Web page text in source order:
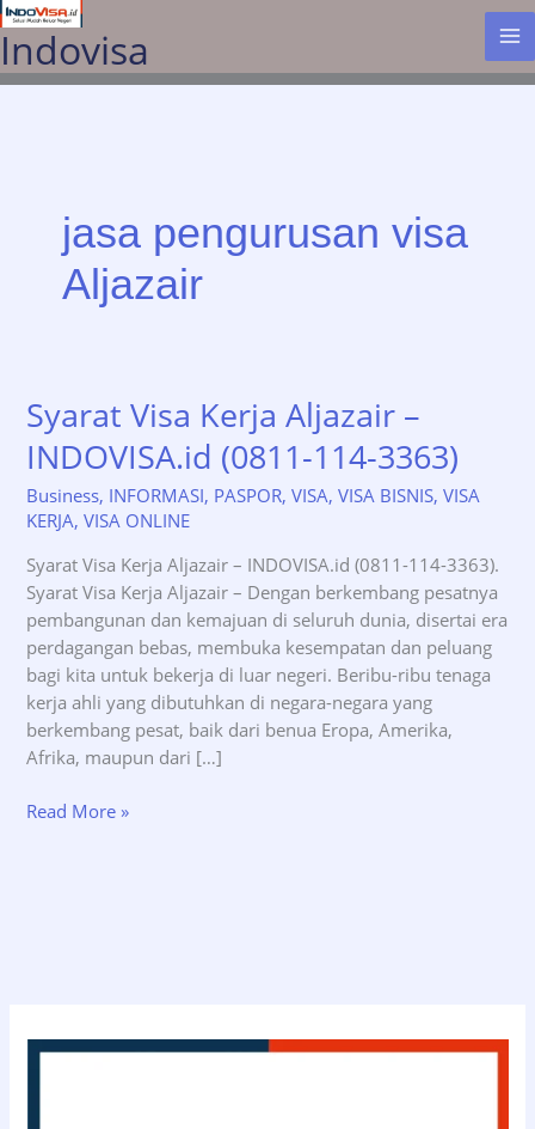
Lewati
ke
konten
Indovisa
jasa pengurusan visa
Aljazair
Syarat Visa Kerja Aljazair –
INDOVISA.id (0811-114-3363)
Business, INFORMASI, PASPOR,VISA,VISA BISNIS,VISA
KERJA,VISA ONLINE
Syarat Visa Kerja Aljazair – INDOVISA.id (0811-114-3363).
Syarat Visa Kerja Aljazair – Dengan berkembang pesatnya
pembangunan dan kemajuan di seluruh dunia, disertai era
perdagangan bebas, membuka kesempatan dan peluang
bagi kita untuk bekerja di luar negeri. Beribu-ribu tenaga
kerja ahli yang dibutuhkan di negara-negara yang
berkembang pesat, baik dari benua Eropa, Amerika,
Afrika, maupun dari […]
Syarat
Read More »